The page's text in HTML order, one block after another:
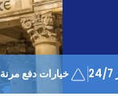
خيارات دفع مرنة